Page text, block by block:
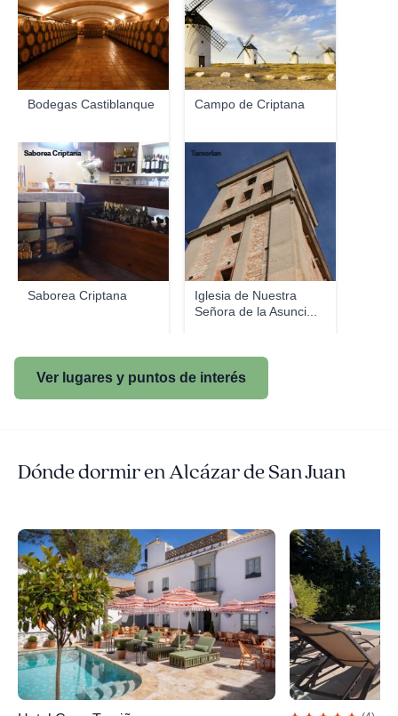
Bodegas Castiblanque Campo de Criptana
Saborea Criptana
Saborea Criptana
Iglesia de Nuestra
Señora de la Asunci...
Tamorlan
Ver lugares y puntos de interés
Dónde dormir en Alcázar de San Juan